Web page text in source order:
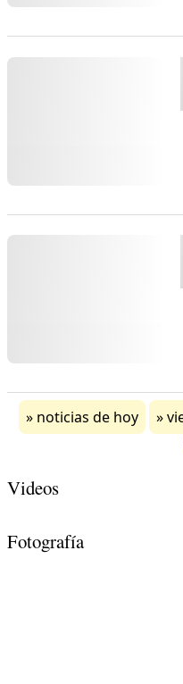
noticias de hoy
Videos
Fotografía